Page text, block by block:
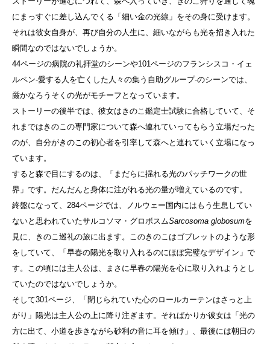
にまっすぐに差し込んでくる「細い金の光線」をその身に受けます。
それは彼女自身が、再び自分の人生に、細いながらも光を招き入れた
瞬間なのではないでしょうか。
44ページの病院の礼拝堂のシーンや101ページのフランシスコ・イェ
ルペン‐愛する人を亡くした人々の集う自助グループ‐のシーンでは、
厳かなろうそくの光がモチーフとなっています。
ストーリーの後半では、彼女はきのこ鑑定士試験に合格していて、そ
れまではきのこの専門家について森へ連れていってもらう立場だった
のが、自分がきのこの初心者を引率して森へと連れていく立場になっ
ています。
すると森で目にするのは、「まだらに揺れる光のパッチワークの世
界」です。だんだんと身体に注がれる光の量が増えているのです。
終盤になって、284ページでは、ノルウェー国内にはもう生息してい
ないと思われていたサルコソマ・グロボスムSarcosoma globosumを
見に、きのこ巡礼の旅に出ます。このきのこはゴブレットのような形
をしていて、「早春の陽光を取り入れるのにほぼ完璧なデザイン」で
す。この頃には主人公は、まさに早春の陽光を心に取り入れようとし
ていたのではないでしょうか。
そして301ページ、「閉じられていた心のロールカーテンはさっと上
がり」陽光は主人公の上に降り注ぎます。そればかりか彼女は「光の
方に出て、小道を歩きながら砂利の音に耳を傾け」、最後には朝日の